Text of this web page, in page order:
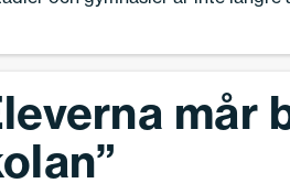
i undervisningen.Frågorna är
mår